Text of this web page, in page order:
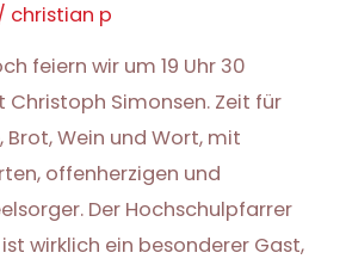
christian p
feiern wir um 19 Uhr 30
Simonsen. Zeit für
Brot, Wein und Wort, mit
offenherzigen und
Der Hochschulpfarrer
wirklich ein besonderer Gast,